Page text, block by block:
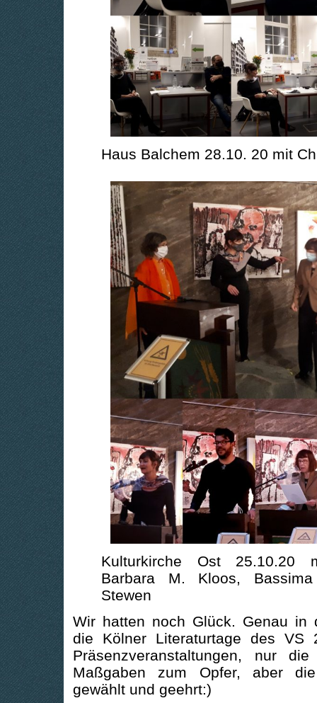
Haus Balchem 28.10. 20 mit
Kulturkirche Ost 25.10.20
Barbara M. Kloos,
Stewen
Wir hatten noch Glück. Genau in
die Kölner Literaturtage des VS
Präsenzveranstaltungen, nur
Maßgaben zum Opfer, aber
gewählt und geehrt:)